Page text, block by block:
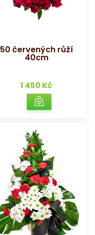
50 červených růží
40cm
1 450 Kč